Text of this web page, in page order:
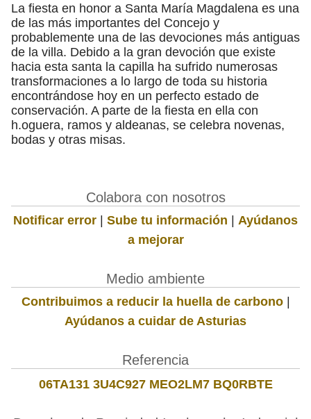
La fiesta en honor a Santa María Magdalena es una
de las más importantes del Concejo y
probablemente una de las devociones más antiguas
de la villa. Debido a la gran devoción que existe
hacia esta santa la capilla ha sufrido numerosas
transformaciones a lo largo de toda su historia
encontrándose hoy en un perfecto estado de
conservación. A parte de la fiesta en ella con
h.oguera, ramos y aldeanas, se celebra novenas,
bodas y otras misas.
Colabora con nosotros
Notificar error | Sube tu información | Ayúdanos
a mejorar
Medio ambiente
Contribuimos a reducir la huella de carbono|
Ayúdanos a cuidar de Asturias
Referencia
06TA131 3U4C927 MEO2LM7 BQ0RBTE